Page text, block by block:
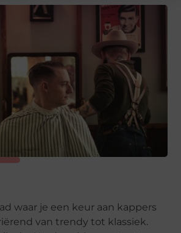
waar je een keur aan kappers
van trendy tot klassiek.